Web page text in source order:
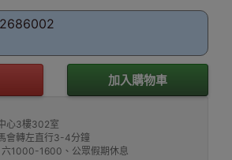
加入購物車
心3樓302室
會轉左直行3-4分鐘
1000-1600、公眾假期休息